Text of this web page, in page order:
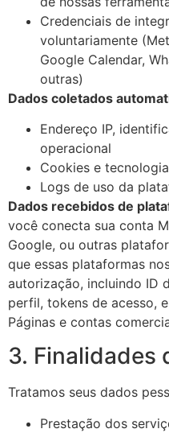
Credenciais de
voluntariamente
Google Calendar,
outras)
Dados coletados
Endereço IP,
operacional
Cookies e
Logs de uso da
Dados recebidos de
você conecta sua conta
Google, ou outras
que essas plataformas
autorização, incluindo ID
perfil, tokens de acesso,
Páginas e contas
3. Finalidades
Tratamos seus dados
Prestação dos